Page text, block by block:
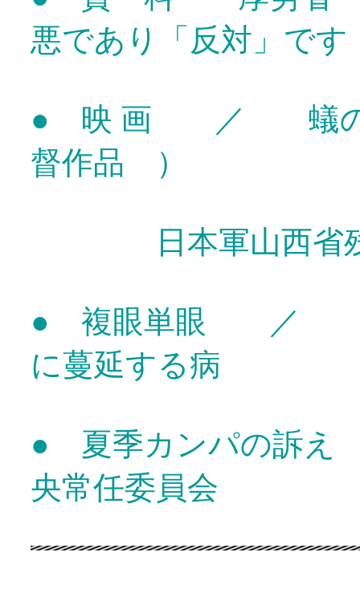
悪であり「反対」
● 映 画 ／ 蟻
督作品 ）
日本軍山西省残
● 複眼単眼 ／ 首
に蔓延する病
● 夏季カンパの訴
央常任委員会